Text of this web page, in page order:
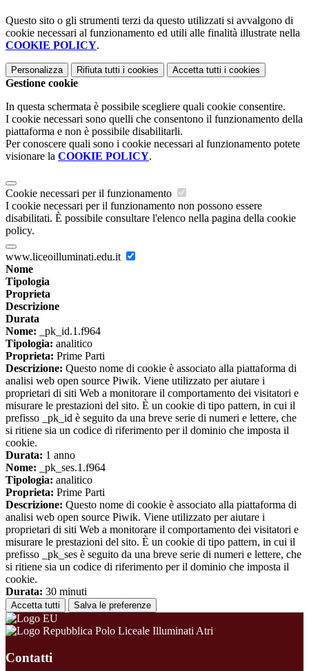
Questo sito o gli strumenti terzi da questo utilizzati si avvalgono di
cookie necessari al funzionamento ed utili alle finalità illustrate nella
COOKIE POLICY.
Personalizza Rifiuta tutti i cookies Accetta tutti i cookies
Gestione cookie
In questa schermata è possibile scegliere quali cookie consentire.
I cookie necessari sono quelli che consentono il funzionamento della
piattaforma e non è possibile disabilitarli.
Per conoscere quali sono i cookie necessari al funzionamento potete
visionare la COOKIE POLICY.
Cookie necessari per il funzionamento
I cookie necessari per il funzionamento non possono essere
disabilitati. È possibile consultare l'elenco nella pagina della cookie
policy.
www.liceoilluminati.edu.it
Nome
Tipologia
Proprieta
Descrizione
Durata
Nome: _pk_id.1.f964
Tipologia: analitico
Proprieta: Prime Parti
Descrizione: Questo nome di cookie è associato alla piattaforma di
analisi web open source Piwik. Viene utilizzato per aiutare i
proprietari di siti Web a monitorare il comportamento dei visitatori e
misurare le prestazioni del sito. È un cookie di tipo pattern, in cui il
prefisso _pk_id è seguito da una breve serie di numeri e lettere, che
si ritiene sia un codice di riferimento per il dominio che imposta il
cookie.
Durata: 1 anno
Nome: _pk_ses.1.f964
Tipologia: analitico
Proprieta: Prime Parti
Descrizione: Questo nome di cookie è associato alla piattaforma di
analisi web open source Piwik. Viene utilizzato per aiutare i
proprietari di siti Web a monitorare il comportamento dei visitatori e
misurare le prestazioni del sito. È un cookie di tipo pattern, in cui il
prefisso _pk_ses è seguito da una breve serie di numeri e lettere, che
si ritiene sia un codice di riferimento per il dominio che imposta il
cookie.
Durata: 30 minuti
Accetta tutti Salva le preferenze
Polo Liceale Illuminati Atri
Contatti